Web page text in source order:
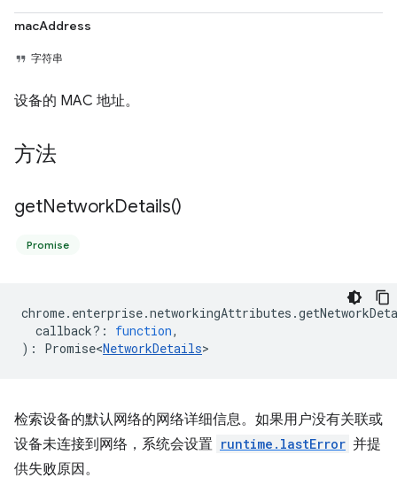
macAddress
字符串
设备的 MAC 地址。
方法
getNetworkDetails()
Promise
chrome. enterprise.networkingAttributes .
callback? : function,
) : Promise<NetworkDetails>
检索设备的默认网络的网络详细信息。如果用户没有关联或
设备未连接到网络，系统会设置 runtime.lastError 并提
供失败原因。